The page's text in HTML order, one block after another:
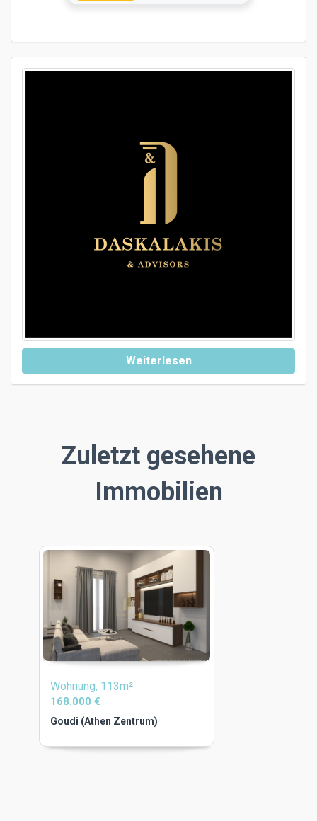
Weiterlesen
Zuletzt gesehene
Immobilien
Wohnung, 113m²
168.000 €
Goudi (Athen Zentrum)